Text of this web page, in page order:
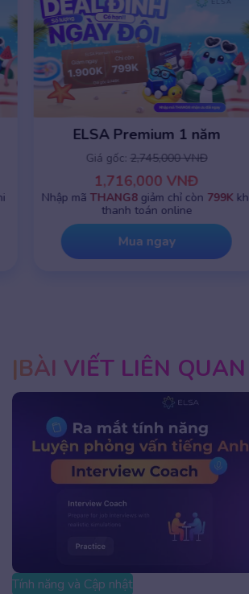
ELSA Premium 1 năm
Giá gốc:2,745,000 VNĐ
1,716,000 VNĐ
Nhập mãTHANG8giảm chỉ còn799Kkhi
thanh toán online
Mua ngay
BÀI VIẾT LIÊN QUAN
Tính năng và Cập nhật